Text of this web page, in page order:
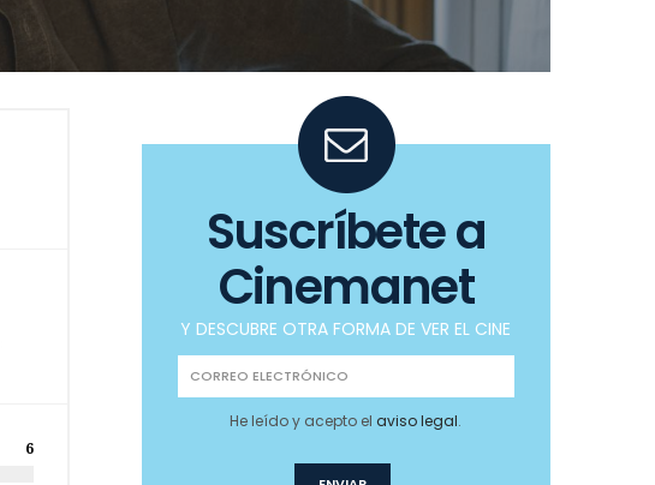
6
Suscríbete a
Cinemanet
Y DESCUBRE OTRA FORMA DE VER EL CINE
He leído y acepto elaviso legal.